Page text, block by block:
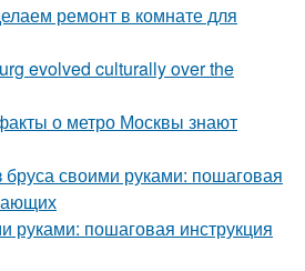
ремонт в комнате для
evolved culturally over the
о метро Москвы знают
своими руками: пошаговая
руками: пошаговая инструкция